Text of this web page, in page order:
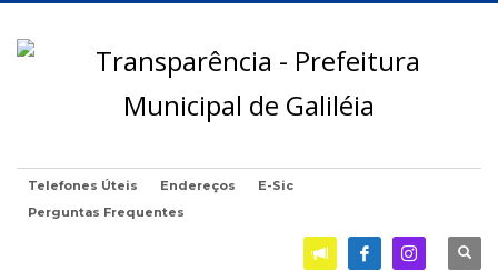
Telefones Úteis Endereços
E-Sic
Perguntas Frequentes